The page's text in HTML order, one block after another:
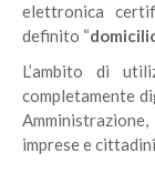
elettronica
definito “
L’ambito di
completamente
imprese e